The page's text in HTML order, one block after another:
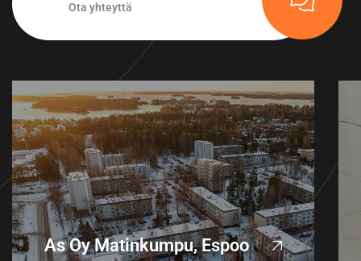
Ota yhteyttä
As Oy Matinkumpu, Espoo